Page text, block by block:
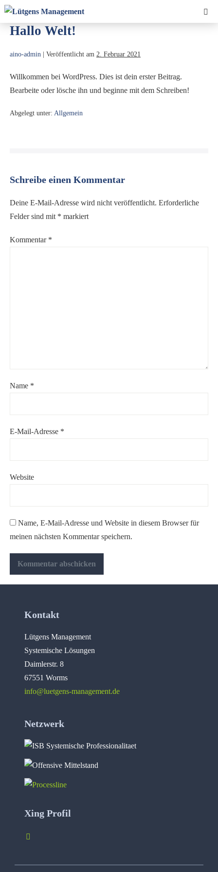
Zum
springen
Hallo Welt!
aino-admin Veröffentlicht am 2. Februar 2021
Willkommen bei WordPress. Dies ist dein erster Beitrag.
Bearbeite oder lösche ihn und beginne mit dem Schreiben!
Abgelegt unter: Allgemein
Schreibe einen Kommentar
Deine E-Mail-Adresse wird nicht veröffentlicht. Erforderliche
Felder sind mit * markiert
Kommentar *
Name *
E-Mail-Adresse *
Website
Name, E-Mail-Adresse und Website in diesem Browser für
meinen nächsten Kommentar speichern.
Kontakt
Lütgens Management
Systemische Lösungen
Daimlerstr. 8
67551 Worms
info@luetgens-management.de
Netzwerk
Xing Profil